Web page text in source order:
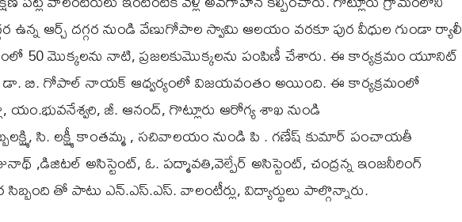
ఆర్చ్ దగ్గర నుండి వేణుగోపాల స్వామి ఆలయం వరకూ పుర వీధుల గుండా ర్యాలీ
50 మొక్కలను నాటి, ప్రజలకుమొక్కలను పంపిణీ చేశారు. ఈ కార్యక్రమం యూనిట్
డా. బి. గోపాల్ నాయక్ ఆధ్వర్యంలో విజయవంతం అయింది. ఈ కార్యక్రమంలో
జీ. ఆనంద్, గొట్లూరు ఆరోగ్య శాఖ నుండి
సి. లక్ష్మీ కాంతమ్మ , సచివాలయం నుండి పి . గణేష్ కుమార్ పంచాయతీ
,డిజిటల్ అసిస్టెంట్, ఓ. పద్మావతి,వెల్పేర్ అసిస్టెంట్, చంద్రన్న ఇంజనీరింగ్
తో పాటు ఎన్.ఎస్.ఎస్. వాలంటీర్లు, విద్యార్థులు పాల్గొన్నారు.